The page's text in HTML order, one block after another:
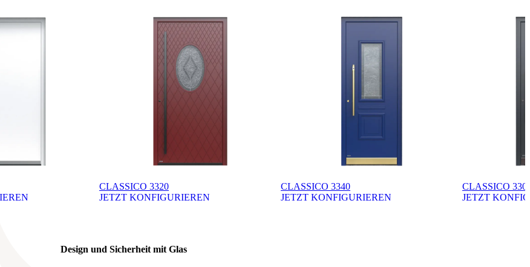
CLASSICO 3320
JETZT KONFIGURIEREN
CLASSICO 3340
JETZT KONFIGURIEREN
CLASSICO
JETZT
Design und Sicherheit mit Glas